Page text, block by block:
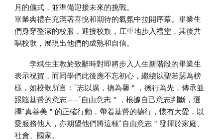
月的儀式，並準備迎接未來的挑戰。
畢業典禮在充滿著喜悅和期待的氣氛中拉開序幕。畢業生
們身穿整潔的校服，迎接校旗，庄重地步入禮堂，其後共
唱校歌，展現出他們的成熟和自信。
李斌生主教於致辭時對即將步入人生新階段的畢業生
表示祝賀，而同學們此後應不忘初心，繼續以聖若瑟為榜
樣，如校歌所言：“志以廣，德為馨＂，德行為先，傳承並
跟隨基督的意志——“自由意志＂，根據自己意志判斷，選
擇“真善美＂的正確行動，帶着基督的德行，懷有大愛，以
愛服務他人，亦期望他們將這種“自由意志＂發揮於家庭、
社會、國家。